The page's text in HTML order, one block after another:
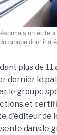
un
groupe dont il a
plus de 11
dernier le
le groupe
et
d'éditeur de
dans le